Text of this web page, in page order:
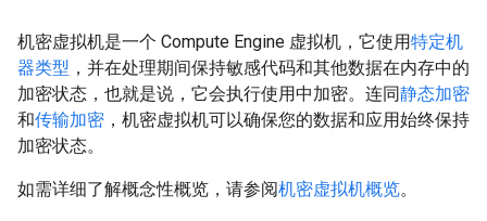
机密虚拟机是一个 Compute Engine 虚拟机，它使用特定机
器类型 ，并在处理期间保持敏感代码和其他数据在内存中的
加密状态，也就是说，它会执行使用中加密。连同静态加密
和传输加密 ，机密虚拟机可以确保您的数据和应用始终保持
加密状态。
如需详细了解概念性概览，请参阅机密虚拟机概览。